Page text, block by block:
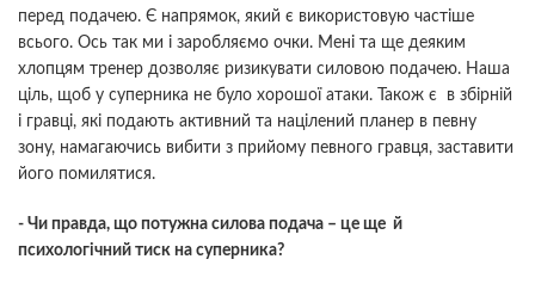
перед подачею. Є напрямок, який є використовую частіше
всього. Ось так ми і заробляємо очки. Мені та ще деяким
хлопцям тренер дозволяє ризикувати силовою подачею. Наша
ціль, щоб у суперника не було хорошої атаки. Також є в збірній
і гравці, які подають активний та націлений планер в певну
зону, намагаючись вибити з прийому певного гравця, заставити
його помилятися.
- Чи правда, що потужна силова подача – це ще й
психологічний тиск на суперника?